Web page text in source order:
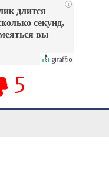
i
длится
секунд,
вы
5